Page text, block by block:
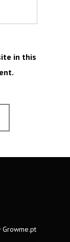
in this
Growme.pt